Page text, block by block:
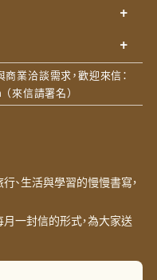
+
+
業洽談需求，歡迎來信：
（來信請署名）
、生活與學習的慢慢書寫，
一封信的形式，為大家送